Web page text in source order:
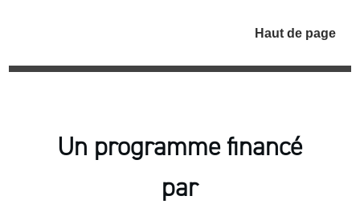
Haut de page
Un programme financé
par